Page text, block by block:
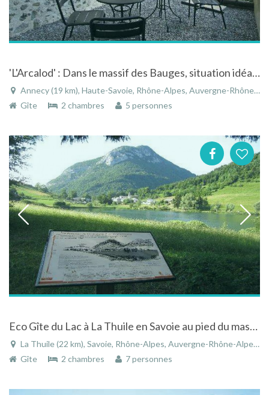
'L'Arcalod' : Dans le massif des Bauges, situation idéale entre le lac d'Annecy et les montagnes
Annecy (19 km), Haute-Savoie, Rhône-Alpes, Auvergne-Rhône-Alpes, France
Gîte
2 chambres 5 personnes
Eco Gîte du Lac à La Thuile en Savoie au pied du massif de la Sauge
La Thuile (22 km), Savoie, Rhône-Alpes, Auvergne-Rhône-Alpes, France
Gîte
2 chambres 7 personnes